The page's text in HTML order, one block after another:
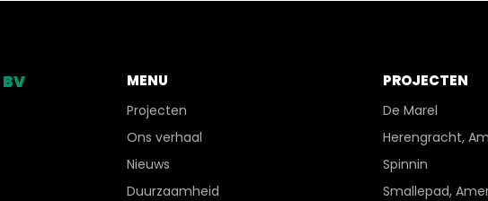
BV MENU
Projecten
Ons verhaal
Nieuws
Duurzaamheid
PROJECTEN
De Marel
Herengracht,
Spinnin
Smallepad,